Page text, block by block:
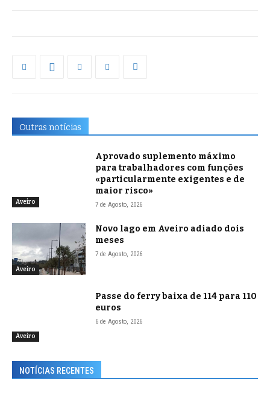
Outras notícias
Aveiro
Aprovado suplemento máximo
para trabalhadores com funções
«particularmente exigentes e de
maior risco»
7 de Agosto, 2026
Aveiro
Novo lago em Aveiro adiado dois
meses
7 de Agosto, 2026
Aveiro
Passe do ferry baixa de 114 para 110
euros
6 de Agosto, 2026
NOTÍCIAS RECENTES